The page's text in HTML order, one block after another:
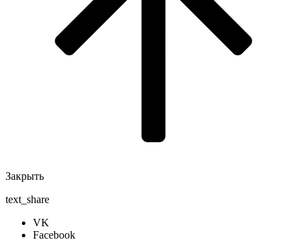
Закрыть
text_share
VK
Facebook